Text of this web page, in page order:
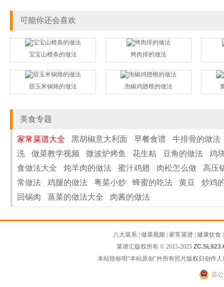
可能你还会喜欢
宝宝山楂条的做法 烤肉排的做法
甜玉米锅烙的做法 泡椒鸡翅根的做法
美食专题
家常菜谱大全 黑胡椒意大利面 早餐食谱
牛排骨的做法
洗
做菜教学视频 微波炉烤鱼 花生粘 豆角的做法
鸡
食做法大全
炖羊肉的做法 蜜汁鸡翅 肉松怎么做
高压
常做法
鸡腿的做法 粤菜小炒 蜂蜜的吃法 黄豆
炒鸡
回锅肉
蒸菜的做法大全 肉酱的做法
八大菜系 做菜视频 家常菜谱 健康饮食
菜谱汇版权所有 © 2015-2025
本站除标明"本站原创"外所有照片版权归创作
苏公